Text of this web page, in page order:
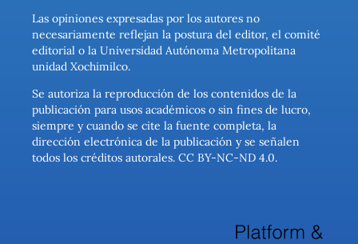
Las opiniones expresadas por los autores no
necesariamente reflejan la postura del editor, el comité
editorial o la Universidad Autónoma Metropolitana
unidad Xochimilco.
Se autoriza la reproducción de los contenidos de la
publicación para usos académicos o sin fines de lucro,
siempre y cuando se cite la fuente completa, la
dirección electrónica de la publicación y se señalen
todos los créditos autorales. CC BY-NC-ND 4.0.